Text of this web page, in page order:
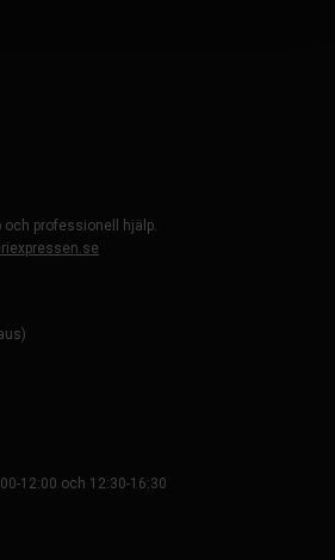
och professionell hjälp.
12:00 och 12:30-16:30